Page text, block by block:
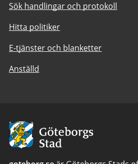
Sök handlingar och protokoll
Hitta politiker
E-tjänster och blanketter
Anställd
Avsändare:
Göteborgs
Stad